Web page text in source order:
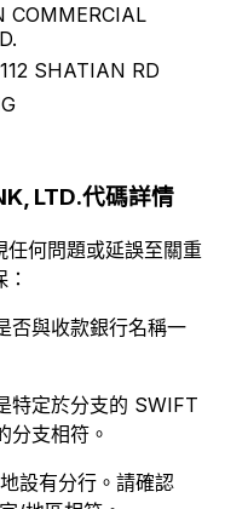
COMMERCIAL
SHATIAN RD
LTD.代碼詳情
何問題或延誤至關重
否與收款銀行名稱一
特定於分支的 SWIFT
分支相符。
設有分行。請確認